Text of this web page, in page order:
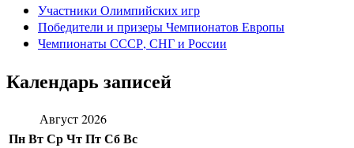
Участники Олимпийских игр
Победители и призеры Чемпионатов Европы
Чемпионаты СССР, СНГ и Росcии
Календарь записей
Август 2026
ПнВтСрЧтПтСбВс